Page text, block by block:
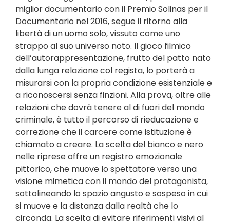
miglior documentario con il Premio Solinas per il
Documentario nel 2016, segue il ritorno alla
libertà di un uomo solo, vissuto come uno
strappo al suo universo noto. Il gioco filmico
dell’autorappresentazione, frutto del patto nato
dalla lunga relazione col regista, lo porterà a
misurarsi con la propria condizione esistenziale e
a riconoscersi senza finzioni. Alla prova, oltre alle
relazioni che dovrà tenere al di fuori del mondo
criminale, è tutto il percorso di rieducazione e
correzione che il carcere come istituzione è
chiamato a creare. La scelta del bianco e nero
nelle riprese offre un registro emozionale
pittorico, che muove lo spettatore verso una
visione mimetica con il mondo del protagonista,
sottolineando lo spazio angusto e sospeso in cui
si muove e la distanza dalla realtà che lo
circonda. La scelta di evitare riferimenti visivi al